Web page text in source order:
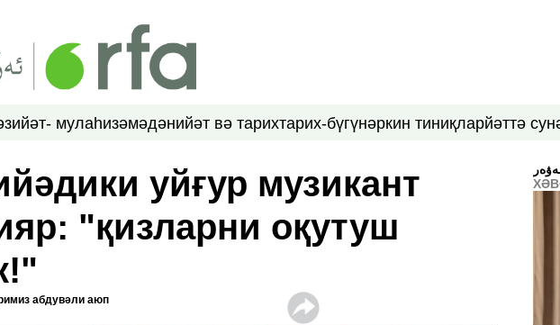
мулаһизәмәдәнийәт вә тарихтарих-бүгүнәркин тиниқларйәттә су
уйғур музикант
"қизларни оқутуш
абдувәли аюп